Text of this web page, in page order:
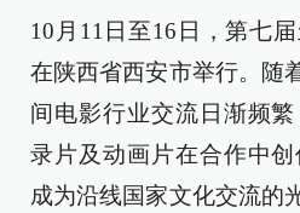
10月11日至16日，第七
在陕西省西安市举行。随
间电影行业交流日渐频
录片及动画片在合作中
成为沿线国家文化交流的